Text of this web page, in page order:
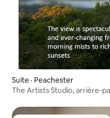
Suite · Peachester
The Artists Studio, arrière-